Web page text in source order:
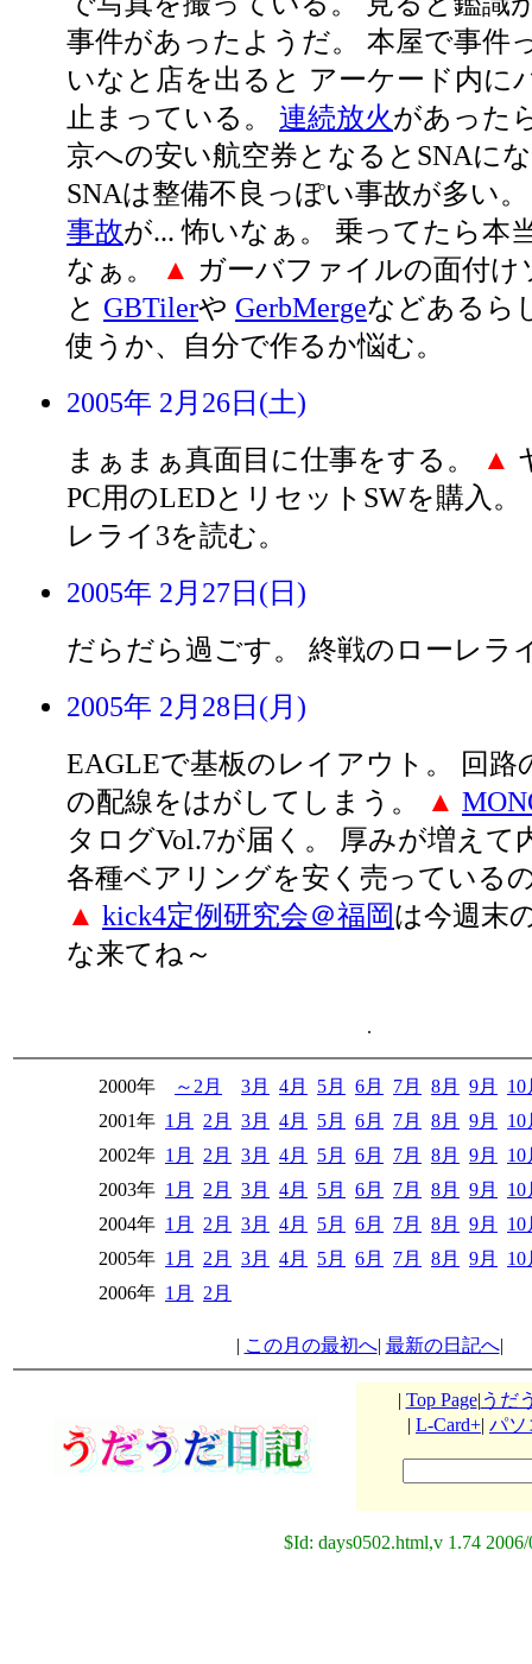
事件があったようだ。 本屋で事件
いなと店を出ると アーケード内に
止まっている。 連続放火があった
京への安い航空券となるとSNAに
SNAは整備不良っぽい事故が多い
事故が... 怖いなぁ。 乗ってたら本
なぁ。
▲ ガーバファイルの面付け
と GBTilerや GerbMergeなどあるら
使うか、自分で作るか悩む。
2005年 2月26日(土)
まぁまぁ真面目に仕事をする。
▲
PC用のLEDとリセットSWを購入。
レライ3を読む。
2005年 2月27日(日)
だらだら過ごす。 終戦のローレラ
2005年 2月28日(月)
EAGLEで基板のレイアウト。 回路
の配線をはがしてしまう。
▲
タログVol.7が届く。 厚みが増えて
各種ベアリングを安く売っている
▲ kick4定例研究会＠福岡は今週末
な来てね～
.
2000年 ～2月 3月 4月 5月 6月 7月 8月 9月
10
2001年 1月 2月 3月 4月 5月 6月 7月 8月 9月
10
2002年 1月 2月 3月 4月 5月 6月 7月 8月 9月
10
2003年 1月 2月 3月 4月 5月 6月 7月 8月 9月
10
2004年 1月 2月 3月 4月 5月 6月 7月 8月 9月
10
2005年 1月 2月 3月 4月 5月 6月 7月 8月 9月
10
2006年 1月 2月
| この月の最初へ| 最新の日記へ|
| Top Page| うだ
| L-Card+| パソ
$Id: days0502.html,v 1.74